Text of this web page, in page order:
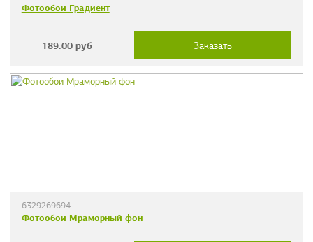
Фотообои Градиент
189.00 руб Заказать
6329269694
Фотообои Мраморный фон